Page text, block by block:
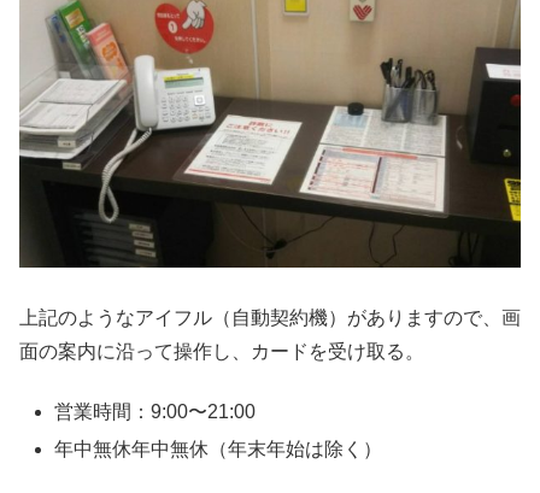
上記のようなアイフル（自動契約機）がありますので、画
面の案内に沿って操作し、カードを受け取る。
営業時間：9:00〜21:00
年中無休年中無休（年末年始は除く）